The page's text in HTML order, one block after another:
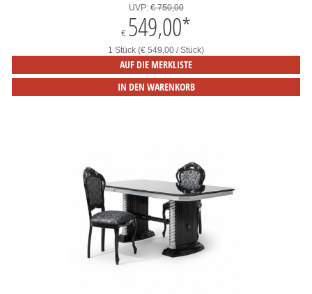
UVP:€ 750,00
€ 549,00*
1 Stück (€ 549,00 / Stück)
AUF DIE MERKLISTE
IN DEN WARENKORB